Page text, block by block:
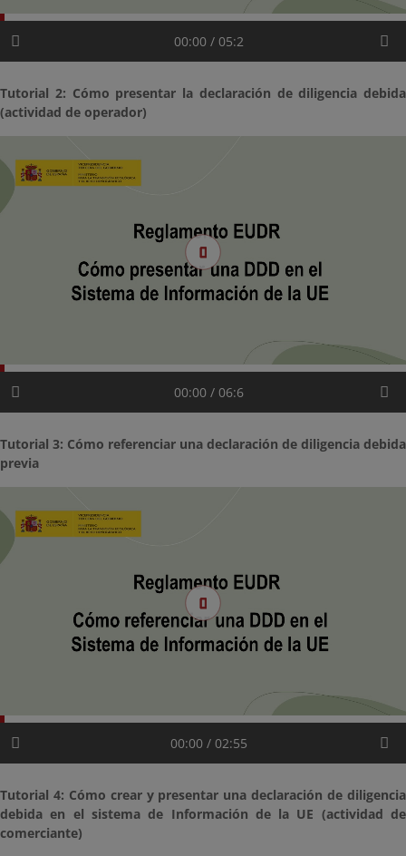
00:00 / 05:2
Tutorial 2: Cómo presentar la declaración de diligencia debida
(actividad de operador)
00:00 / 06:6
Tutorial 3: Cómo referenciar una declaración de diligencia debida
previa
00:00 / 02:55
Tutorial 4: Cómo crear y presentar una declaración de diligencia
debida en el sistema de Información de la UE (actividad de
comerciante)